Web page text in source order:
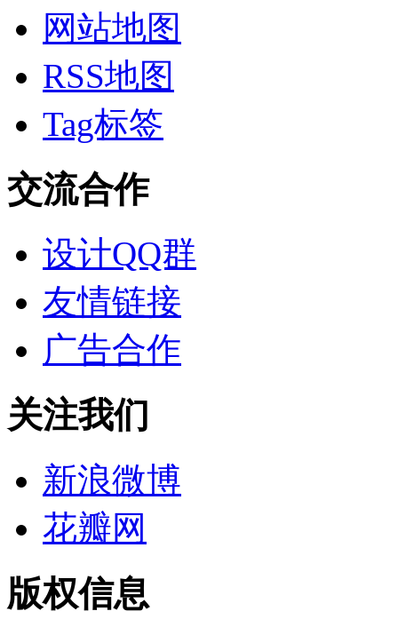
网站地图
RSS地图
Tag标签
交流合作
设计QQ群
友情链接
广告合作
关注我们
新浪微博
花瓣网
版权信息